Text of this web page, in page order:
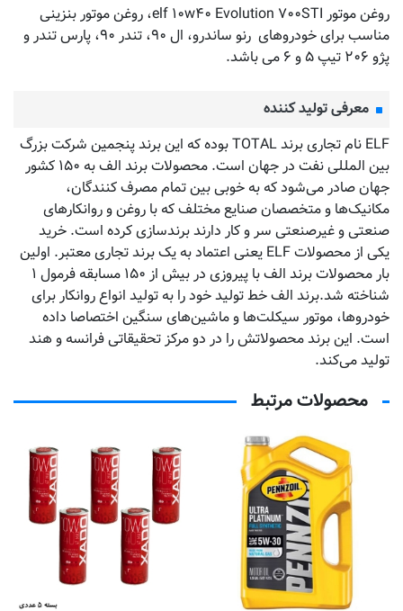
روغن موتور elf ۱۰w۴۰ Evolution ۷۰۰STI، روغن موتور بنزینی
مناسب برای خودروهای رنو ساندرو، ال ۹۰، تندر ۹۰، پارس تندر و
پژو ۲۰۶ تیپ ۵ و ۶ می باشد.
معرفی تولید کننده
ELF نام تجاری برند TOTAL بوده که این برند پنجمین شرکت بزرگ
بین المللی نفت در جهان است. محصولات برند الف به ۱۵۰ کشور
جهان صادر می‌شود که به خوبی بین تمام مصرف کنندگان،
مکانیک‌ها و متخصصان صنایع مختلف که با روغن و روانکارهای
صنعتی و غیرصنعتی سر و کار دارند برندسازی کرده است. خرید
یکی از محصولات ELF یعنی اعتماد به یک برند تجاری معتبر. اولین
بار محصولات برند الف با پیروزی در بیش از ۱۵۰ مسابقه فرمول ۱
شناخته شد.برند الف خط تولید خود را به تولید انواع روانکار برای
خودروها، موتور سیکلت‌ها و ماشین‌های سنگین اختصاصا داده
است. این برند محصولاتش را در دو مرکز تحقیقاتی فرانسه و هند
تولید می‌کند.
محصولات مرتبط